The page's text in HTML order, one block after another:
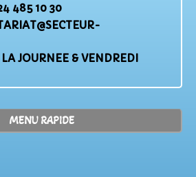
485 10 30
JOURNEE & VENDREDI
MENU RAPIDE